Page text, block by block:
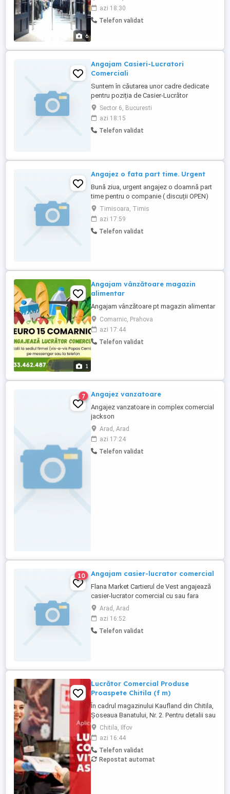
6
Responsabilitati: Primirea recepția
marfurilor,,distribuirea armonioasa in
magazin,intocmire avize,efectuare
încasarea ...
azi 18:30
Telefon validat
Angajam Casieri-Lucratori
Comerciali
Suntem în căutarea unor cadre dedicate
pentru poziția de Casier-Lucrător
Comercial, care să se alăture echipei
noastre dinamice. Responsabilitățile
principale includ operarea caselor de
marcat, gestionarea eficientă și corectă a
Sector 6, Bucuresti
azi 18:15
Telefon validat
Angajez o fata part time. Urgent
Bună ziua, urgent angajez o doamnă part
time pentru o companie ( discuții OPEN)
Nu este SX! Nu sunt firmă! Pentru detalii și
informații vă rog să lăsați mesaje pe
aplicație Rog lăsați mesaj doar dacă
sunteți interesate de acest job . Salariul
Timisoara, Timis
azi 17:59
Telefon validat
1
Angajam vânzătoare magazin
alimentar
Angajam vânzătoare pt magazin alimentar
Comarnic, Prahova
azi 17:44
Telefon validat
7 Angajez vanzatoare
Angajez vanzatoare in complex comercial
jackson
Arad, Arad
azi 17:24
Telefon validat
10 Angajam casier-lucrator comercial
Flana Market Cartierul de Vest angajează
casier-lucrator comercial cu sau fara
experiență,se lucrează în 2 schimburi.
Detalii la telefon sau in magazin .
Arad, Arad
azi 16:52
Telefon validat
Lucrător Comercial Produse
Proaspete Chitila (f m)
În cadrul magazinului Kaufland din Chitila,
Șoseaua Banatului, Nr. 2. Pentru detalii sau
pentru a aplica, sună la 021 91 32 sau
depune-ți CV-ul online pe
cariere.kaufland.ro Beneficiile tale Salariu
de 5250 lei brut (pentru un program de
lucru de 8 ore pe zi) și bonuri de masă
Chitila, Ilfov
azi 16:44
Telefon validat
Repostat automat